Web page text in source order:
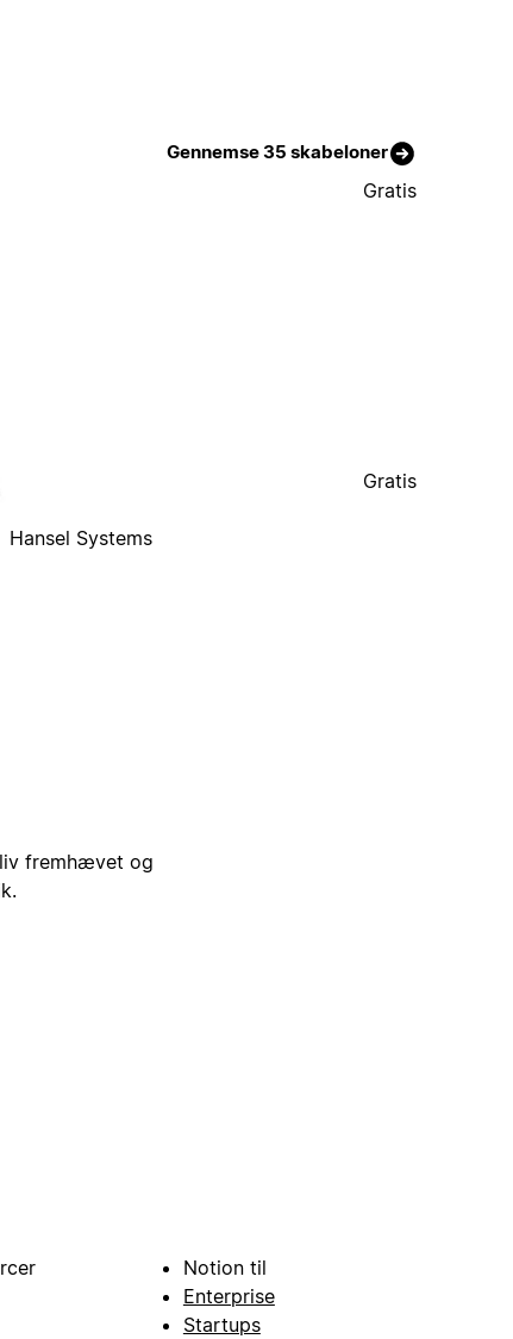
Gennemse 35 skabeloner
Gratis
Hansel Systems
Gratis
fremhævet og
Notion til
Enterprise
Startups